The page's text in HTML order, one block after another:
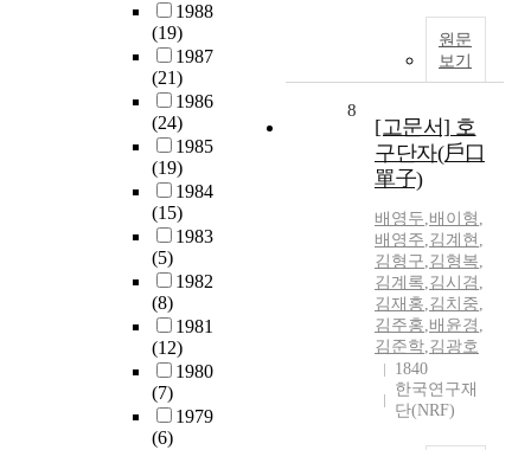
1988
(19)
1987
(21)
1986
(24)
1985
(19)
1984
(15)
1983
(5)
1982
(8)
1981
(12)
1980
(7)
1979
(6)
원문
보기
8
[고문서] 호
구단자(戶口
單子)
배영두,배이형 ,
배영주,김계현 ,
김형구,김형복,
김계록,김시겸 ,
김재홍,김치중,
김주홍,배윤경 ,
김준학,김광호
1840
한국연구재
단(NRF)